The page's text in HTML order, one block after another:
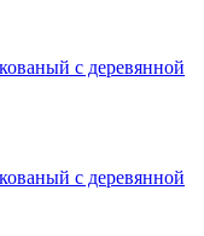
с деревянной
с деревянной